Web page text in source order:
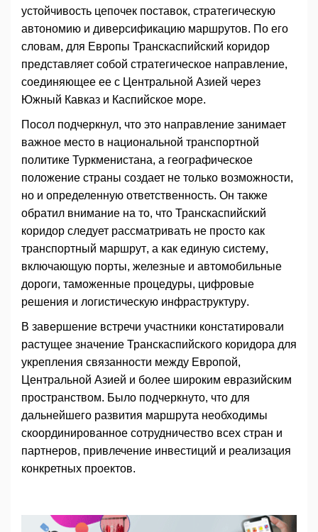
устойчивость цепочек поставок, стратегическую
автономию и диверсификацию маршрутов. По его
словам, для Европы Транскаспийский коридор
представляет собой стратегическое направление,
соединяющее ее с Центральной Азией через
Южный Кавказ и Каспийское море.
Посол подчеркнул, что это направление занимает
важное место в национальной транспортной
политике Туркменистана, а географическое
положение страны создает не только возможности,
но и определенную ответственность. Он также
обратил внимание на то, что Транскаспийский
коридор следует рассматривать не просто как
транспортный маршрут, а как единую систему,
включающую порты, железные и автомобильные
дороги, таможенные процедуры, цифровые
решения и логистическую инфраструктуру.
В завершение встречи участники констатировали
растущее значение Транскаспийского коридора для
укрепления связанности между Европой,
Центральной Азией и более широким евразийским
пространством. Было подчеркнуто, что для
дальнейшего развития маршрута необходимы
скоординированное сотрудничество всех стран и
партнеров, привлечение инвестиций и реализация
конкретных проектов.